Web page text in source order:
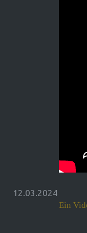
12.03.2024
Ein